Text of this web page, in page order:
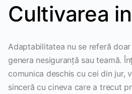
Cultivarea
Adaptabilitatea nu se referă
genera nesiguranță sau teamă.
comunica deschis cu cei din jur,
sinceră cu cineva care a trecut